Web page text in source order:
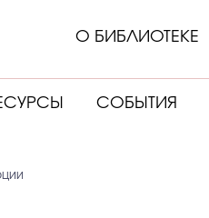
О БИБЛИОТЕКЕ
СОБЫТИЯ